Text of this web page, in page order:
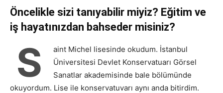
Öncelikle sizi tanıyabilir miyiz? Eğitim ve
iş hayatınızdan bahseder misiniz?
S
aint Michel lisesinde okudum. İstanbul
Üniversitesi Devlet Konservatuarı Görsel
Sanatlar akademisinde bale bölümünde
okuyordum. Lise ile konservatuvarı aynı anda bitirdim.